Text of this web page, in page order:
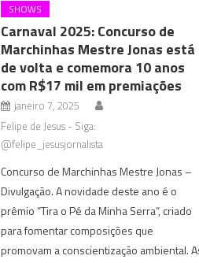
SHOWS
Carnaval 2025: Concurso de
Marchinhas Mestre Jonas está
de volta e comemora 10 anos
com R$17 mil em premiações
janeiro 7, 2025
Felipe de Jesus - Siga:
@felipe_jesusjornalista
Concurso de Marchinhas Mestre Jonas –
Divulgação. A novidade deste ano é o
prêmio “Tira o Pé da Minha Serra”, criado
para fomentar composições que
promovam a conscientização ambiental.